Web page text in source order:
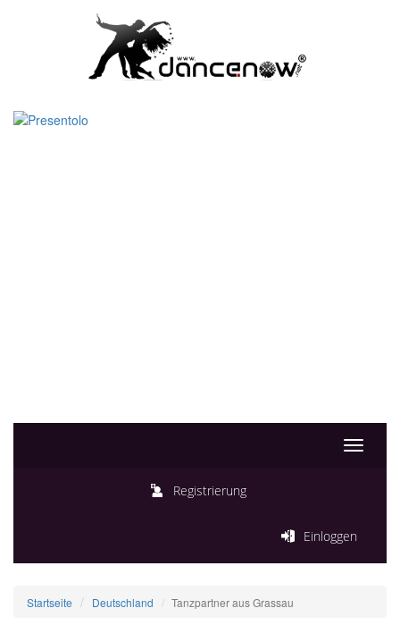
Toggle
Registrierung
Einloggen
Startseite Deutschland Tanzpartner aus Grassau